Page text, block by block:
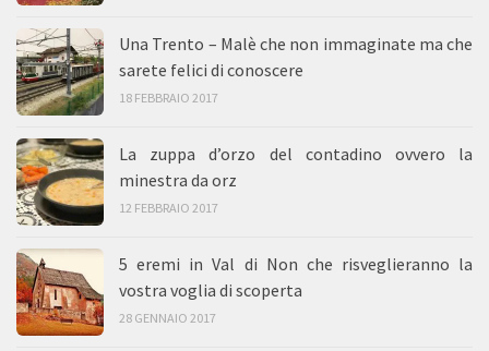
Una Trento – Malè che non immaginate ma che
sarete felici di conoscere
18 FEBBRAIO 2017
La zuppa d’orzo del contadino ovvero la
minestra da orz
12 FEBBRAIO 2017
5 eremi in Val di Non che risveglieranno la
vostra voglia di scoperta
28 GENNAIO 2017